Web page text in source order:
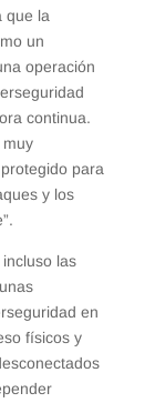
que la
un
operación
continua.
para
y los
las
en
físicos y